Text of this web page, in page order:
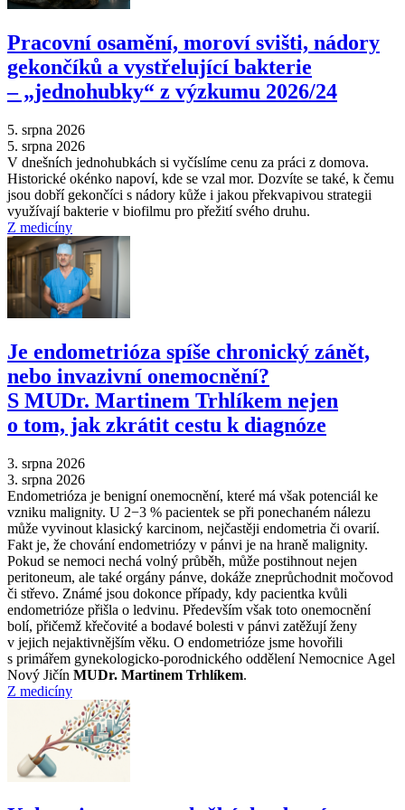
Pracovní osamění, moroví svišti, nádory
gekončíků a vystřelující bakterie
–⁠ „jednohubky“ z výzkumu 2026/24
5. srpna 2026
5. srpna 2026
V dnešních jednohubkách si vyčíslíme cenu za práci z domova.
Historické okénko napoví, kde se vzal mor. Dozvíte se také, k čemu
jsou dobří gekončíci s nádory kůže i jakou překvapivou strategii
využívají bakterie v biofilmu pro přežití svého druhu.
Z medicíny
Je endometrióza spíše chronický zánět,
nebo invazivní onemocnění?
S MUDr. Martinem Trhlíkem nejen
o tom, jak zkrátit cestu k diagnóze
3. srpna 2026
3. srpna 2026
Endometrióza je benigní onemocnění, které má však potenciál ke
vzniku malignity. U 2−3 % pacientek se při ponechaném nálezu
může vyvinout klasický karcinom, nejčastěji endometria či ovarií.
Fakt je, že chování endometriózy v pánvi je na hraně malignity.
Pokud se nemoci nechá volný průběh, může postihnout nejen
peritoneum, ale také orgány pánve, dokáže zneprůchodnit močovod
či střevo. Známé jsou dokonce případy, kdy pacientka kvůli
endometrióze přišla o ledvinu. Především však toto onemocnění
bolí, přičemž křečovité a bodavé bolesti v pánvi zatěžují ženy
v jejich nejaktivnějším věku. O endometrióze jsme hovořili
s primářem gynekologicko-porodnického oddělení Nemocnice Agel
Nový Jičín MUDr. Martinem Trhlíkem.
Z medicíny